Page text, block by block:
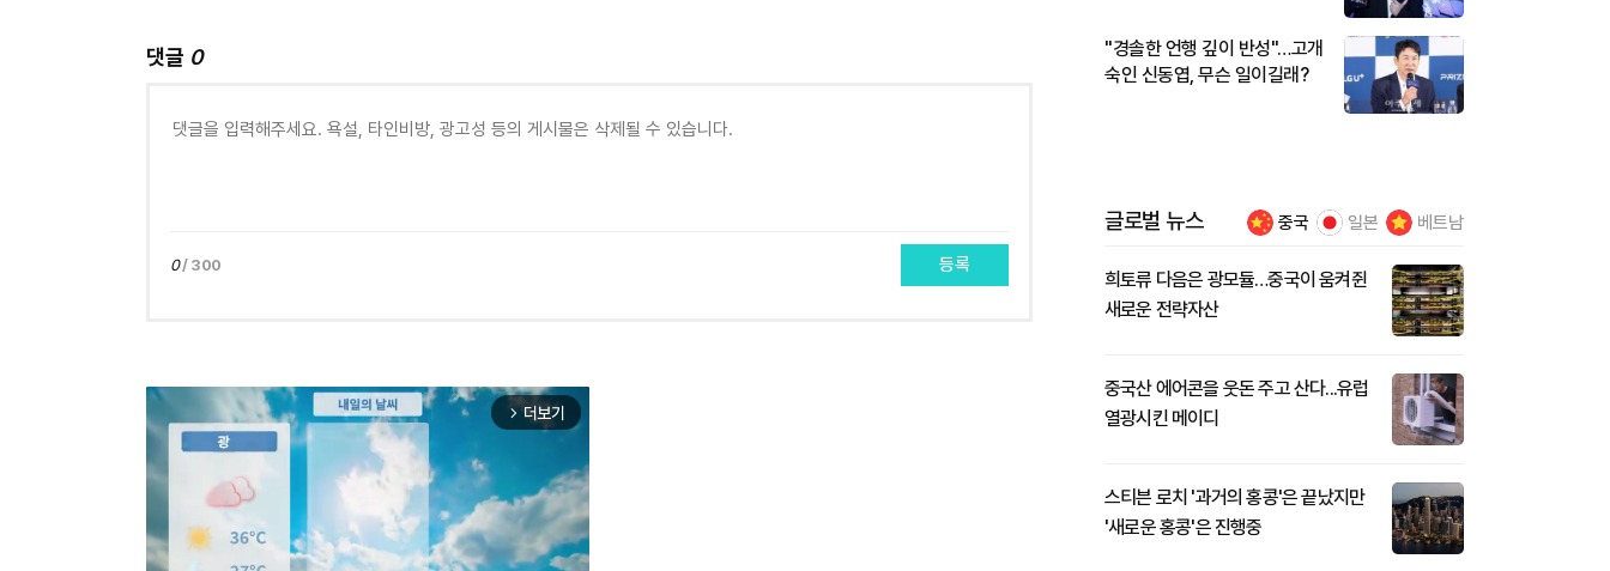
댓글 0
0/ 300 등록
arrow_forward_ios 더보기
"경솔한 언행 깊이 반성"…고개
숙인 신동엽, 무슨 일이길래?
글로벌 뉴스 중국 일본 베트남
희토류 다음은 광모듈…중국이 움켜쥔
새로운 전략자산
중국산 에어콘을 웃돈 주고 산다...유럽
열광시킨 메이디
스티븐 로치 '과거의 홍콩'은 끝났지만
'새로운 홍콩'은 진행중